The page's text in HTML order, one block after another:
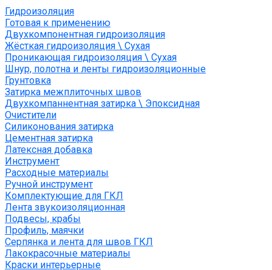
Гидроизоляция
Готовая к применению
Двухкомпонентная гидроизоляция
Жёсткая гидроизоляция \ Сухая
Проникающая гидроизоляция \ Сухая
Шнур, полотна и ленты гидроизоляционные
Грунтовка
Затирка межплиточных швов
Двухкомпаннентная затирка \ Эпоксидная
Очистители
Силиконования затирка
Цементная затирка
Латексная добавка
Инструмент
Расходные материалы
Ручной инструмент
Комплектующие для ГКЛ
Лента звукоизоляционная
Подвесы, крабы
Профиль, маячки
Серпянка и лента для швов ГКЛ
Лакокрасочные материалы
Краски интерьерные